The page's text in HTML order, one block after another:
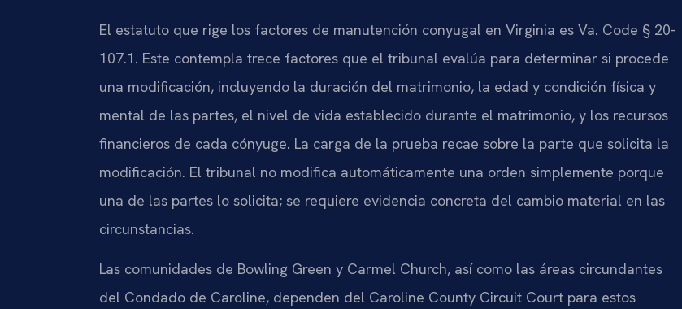
El estatuto que rige los factores de manutención conyugal en Virginia es Va. Code § 20-
107.1. Este contempla trece factores que el tribunal evalúa para determinar si procede
una modificación, incluyendo la duración del matrimonio, la edad y condición física y
mental de las partes, el nivel de vida establecido durante el matrimonio, y los recursos
financieros de cada cónyuge. La carga de la prueba recae sobre la parte que solicita la
modificación. El tribunal no modifica automáticamente una orden simplemente porque
una de las partes lo solicita; se requiere evidencia concreta del cambio material en las
circunstancias.
Las comunidades de Bowling Green y Carmel Church, así como las áreas circundantes
del Condado de Caroline, dependen del Caroline County Circuit Court para estos